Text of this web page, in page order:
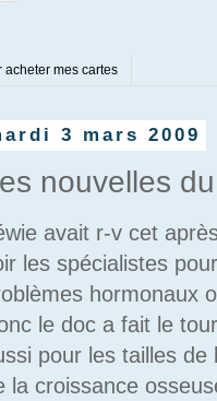
acheter mes cartes
3 mars 2009
nouvelles
avait r-v cet
les spécialistes
hormonaux
le doc a fait le
pour les tailles
la croissance